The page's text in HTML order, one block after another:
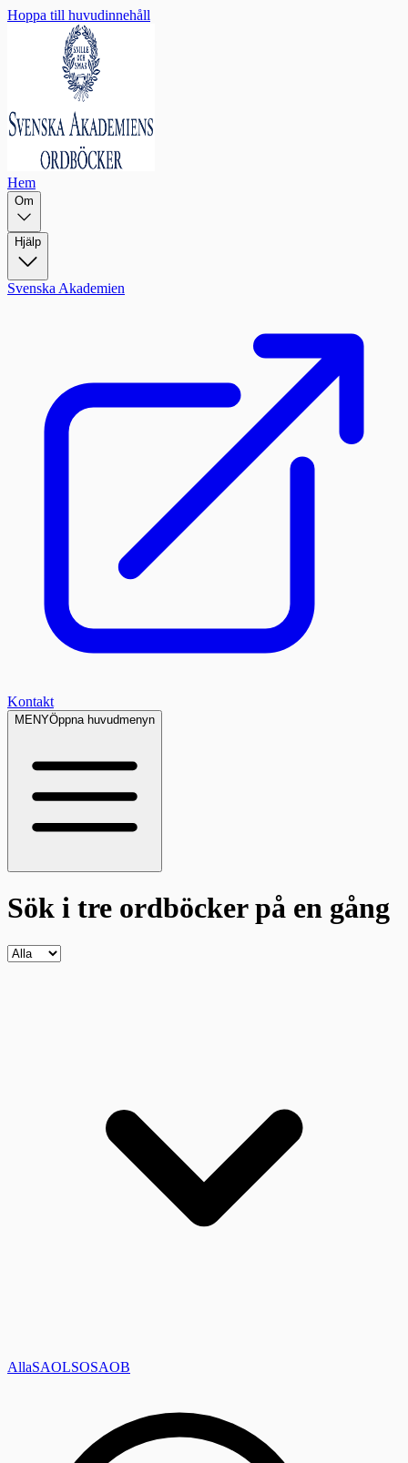
Hoppa till huvudinnehåll
Hem
Om
Hjälp
Svenska Akademien
Kontakt
MENYÖppna huvudmenyn
Sök i tre ordböckerpå en gång
AllaSAOLSOSAOB